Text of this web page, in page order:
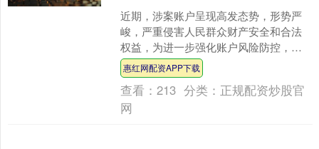
近期，涉案账户呈现高发态势，形势严
峻，严重侵害人民群众财产安全和合法
权益，为进一步强化账户风险防控，提
升涉案账户治理工作质量，青岛银行威
海高区支行主动担当、积极....
惠红网配资APP下载
查看：213 分类： 正规配资炒股官
网